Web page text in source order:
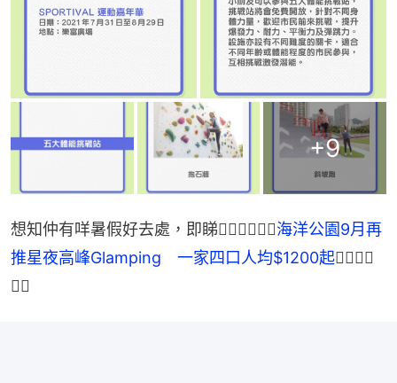
+9
想知仲有咩暑假好去處，即睇👉🏻👉🏻👉🏻海洋公園9月再
推星夜高峰Glamping　一家四口人均$1200起👈🏻👈🏻
👈🏻